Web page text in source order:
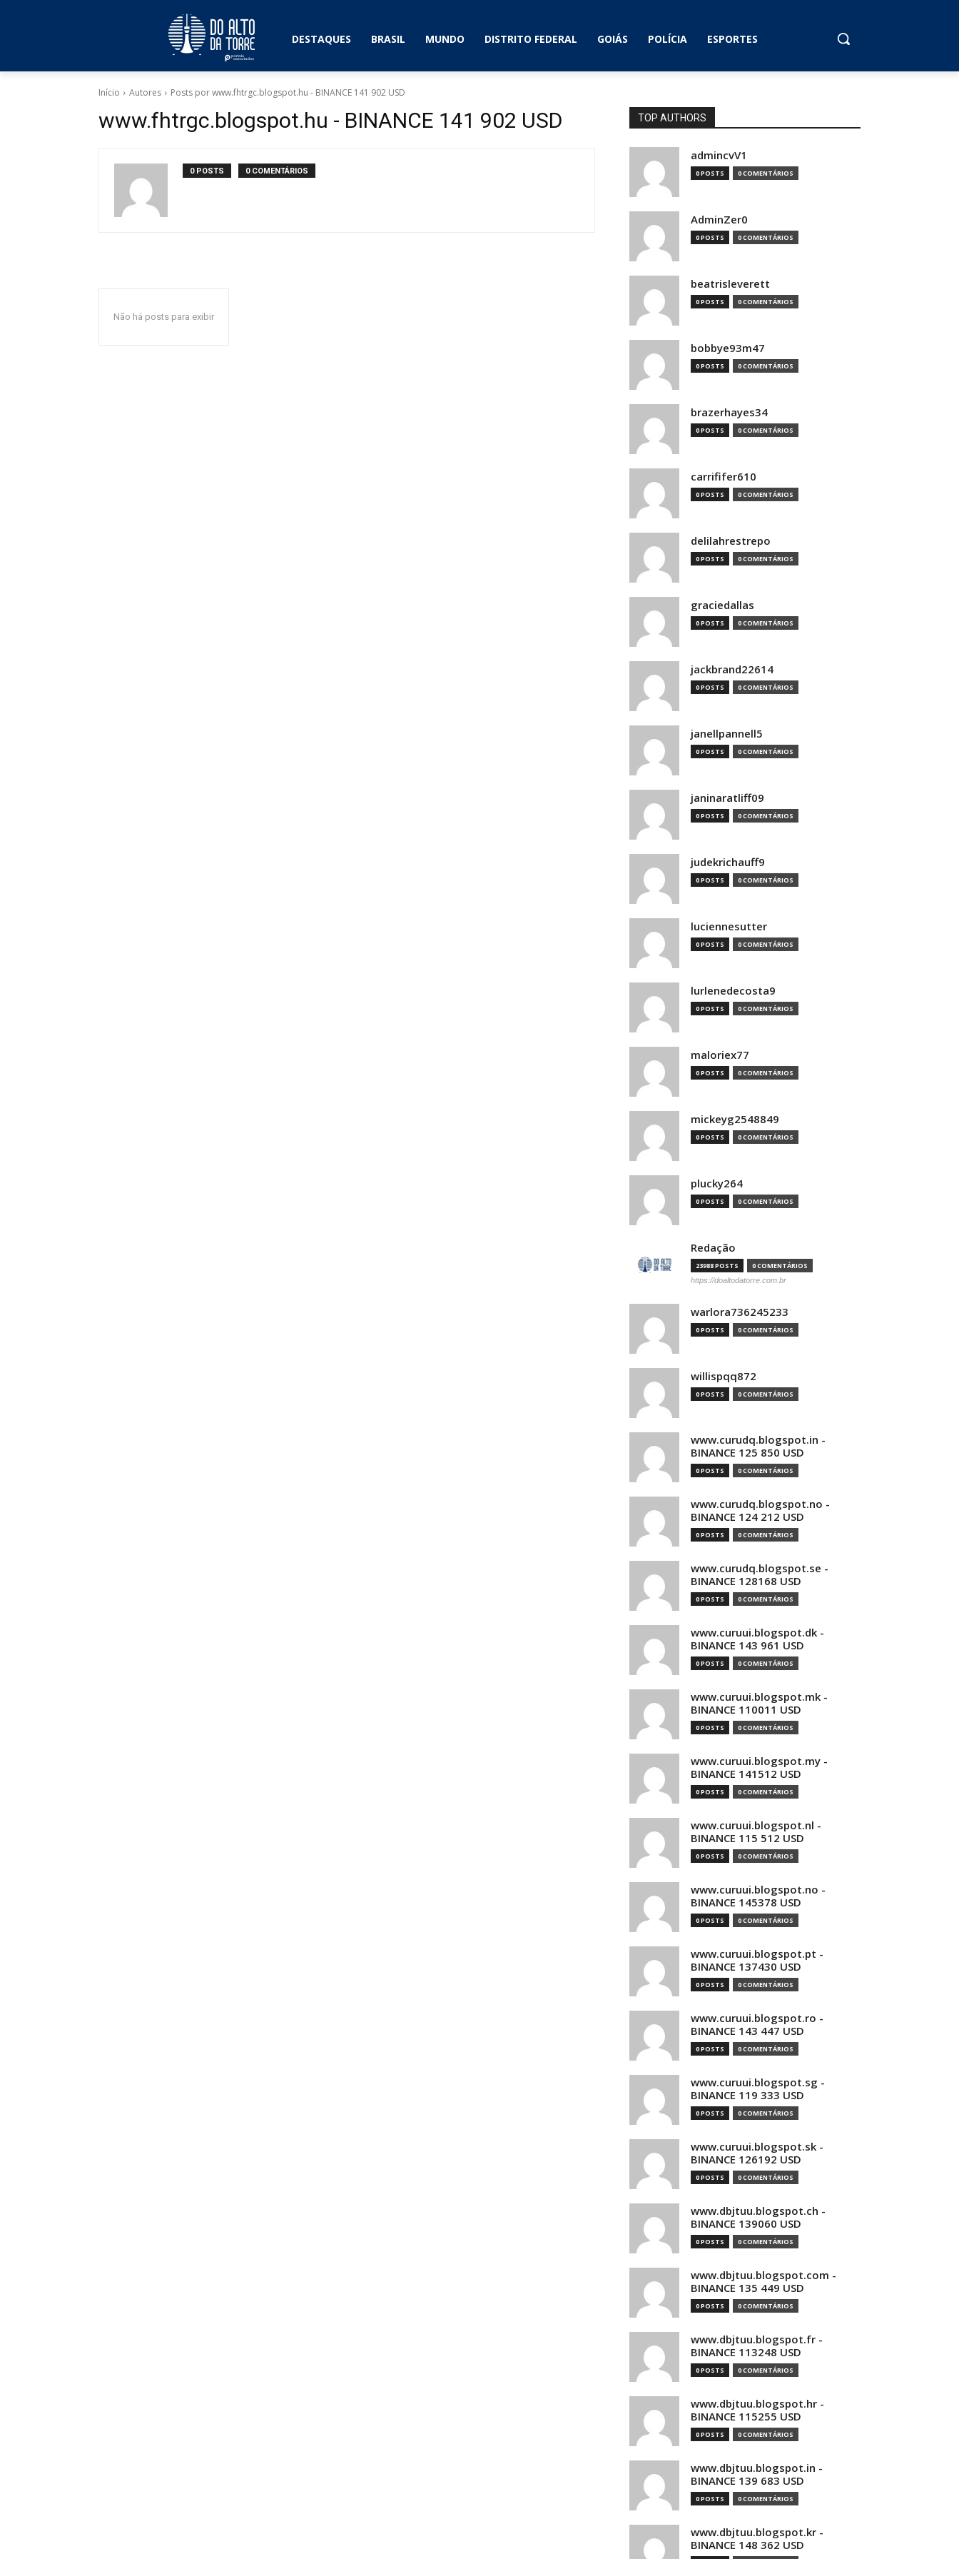
DESTAQUES BRASIL MUNDO DISTRITO FEDERAL GOIÁS POLÍCIA ESPORTES
Início Autores Posts por www.fhtrgc.blogspot.hu - BINANCE 141 902 USD
www.fhtrgc.blogspot.hu - BINANCE 141 902 USD
0 POSTS 0 COMENTÁRIOS
Não há posts para exibir
TOP AUTHORS
admincvV1
0 POSTS 0 COMENTÁRIOS
AdminZer0
0 POSTS 0 COMENTÁRIOS
beatrisleverett
0 POSTS 0 COMENTÁRIOS
bobbye93m47
0 POSTS 0 COMENTÁRIOS
brazerhayes34
0 POSTS 0 COMENTÁRIOS
carrififer610
0 POSTS 0 COMENTÁRIOS
delilahrestrepo
0 POSTS 0 COMENTÁRIOS
graciedallas
0 POSTS 0 COMENTÁRIOS
jackbrand22614
0 POSTS 0 COMENTÁRIOS
janellpannell5
0 POSTS 0 COMENTÁRIOS
janinaratliff09
0 POSTS 0 COMENTÁRIOS
judekrichauff9
0 POSTS 0 COMENTÁRIOS
luciennesutter
0 POSTS 0 COMENTÁRIOS
lurlenedecosta9
0 POSTS 0 COMENTÁRIOS
maloriex77
0 POSTS 0 COMENTÁRIOS
mickeyg2548849
0 POSTS 0 COMENTÁRIOS
plucky264
0 POSTS 0 COMENTÁRIOS
Redação
23988 POSTS 0 COMENTÁRIOS
https://doaltodatorre.com.br
warlora736245233
0 POSTS 0 COMENTÁRIOS
willispqq872
0 POSTS 0 COMENTÁRIOS
www.curudq.blogspot.in -
BINANCE 125 850 USD
0 POSTS 0 COMENTÁRIOS
www.curudq.blogspot.no -
BINANCE 124 212 USD
0 POSTS 0 COMENTÁRIOS
www.curudq.blogspot.se -
BINANCE 128168 USD
0 POSTS 0 COMENTÁRIOS
www.curuui.blogspot.dk -
BINANCE 143 961 USD
0 POSTS 0 COMENTÁRIOS
www.curuui.blogspot.mk -
BINANCE 110011 USD
0 POSTS 0 COMENTÁRIOS
www.curuui.blogspot.my -
BINANCE 141512 USD
0 POSTS 0 COMENTÁRIOS
www.curuui.blogspot.nl -
BINANCE 115 512 USD
0 POSTS 0 COMENTÁRIOS
www.curuui.blogspot.no -
BINANCE 145378 USD
0 POSTS 0 COMENTÁRIOS
www.curuui.blogspot.pt -
BINANCE 137430 USD
0 POSTS 0 COMENTÁRIOS
www.curuui.blogspot.ro -
BINANCE 143 447 USD
0 POSTS 0 COMENTÁRIOS
www.curuui.blogspot.sg -
BINANCE 119 333 USD
0 POSTS 0 COMENTÁRIOS
www.curuui.blogspot.sk -
BINANCE 126192 USD
0 POSTS 0 COMENTÁRIOS
www.dbjtuu.blogspot.ch -
BINANCE 139060 USD
0 POSTS 0 COMENTÁRIOS
www.dbjtuu.blogspot.com -
BINANCE 135 449 USD
0 POSTS 0 COMENTÁRIOS
www.dbjtuu.blogspot.fr -
BINANCE 113248 USD
0 POSTS 0 COMENTÁRIOS
www.dbjtuu.blogspot.hr -
BINANCE 115255 USD
0 POSTS 0 COMENTÁRIOS
www.dbjtuu.blogspot.in -
BINANCE 139 683 USD
0 POSTS 0 COMENTÁRIOS
www.dbjtuu.blogspot.kr -
BINANCE 148 362 USD